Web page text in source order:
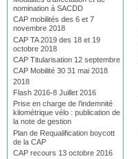
nomination à SACDD
CAP mobilités des 6 et 7
novembre 2018
CAP TA 2019 des 18 et 19
octobre 2018
CAP Titularisation 12 septembre
CAP Mobilité 30 31 mai 2018
2018
Flash 2016-8 Juillet 2016
Prise en charge de l’indemnité
kilométrique vélo : publication de
la note de gestion
Plan de Requalification boycott
de la CAP
CAP recours 13 octobre 2016